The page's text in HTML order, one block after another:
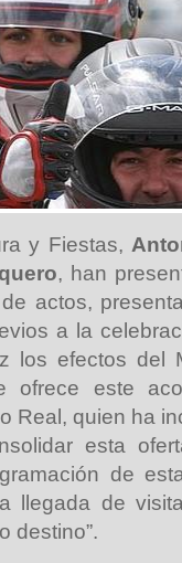
y Fiestas,
, han
actos,
a la
los efectos del
ofrece este
Real, quien ha
esta
de
llegada de
destino”.